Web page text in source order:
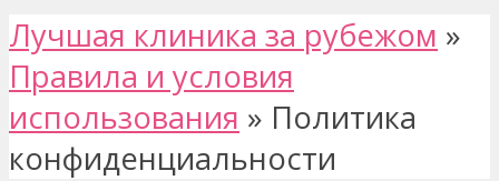
Лучшая клиника за рубежом »
Правила и условия
использования » Политика
конфиденциальности